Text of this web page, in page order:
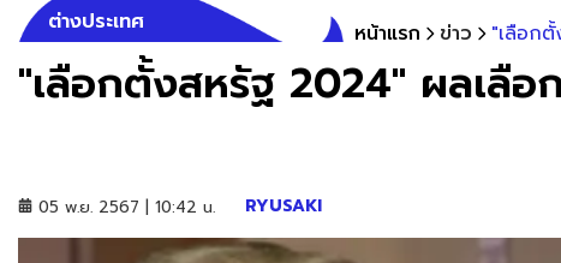
ต่างประเทศ หน้าแรก ข่าว "เลือก
"เลือกตั้งสหรัฐ 2024" ผลเลือ
05 พ.ย. 2567 | 10:42 น. RYUSAKI